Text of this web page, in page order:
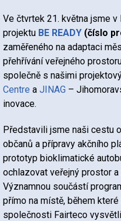
Ve čtvrtek 21. května jsme
projektu BE READY (číslo
zaměřeného na adaptaci
přehřívání veřejného
společně s našimi
Centre a JINAG –
inovace.
Představili jsme naši cestu
občanů a přípravy akčního
prototyp bioklimatické
ochlazovat veřejný prostor
Významnou součástí
přímo na místě, během
společnosti Fairteco